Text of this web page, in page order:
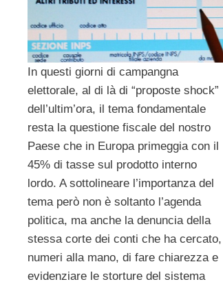
In questi giorni di campangna
elettorale, al di là di “proposte shock”
dell’ultim’ora, il tema fondamentale
resta la questione fiscale del nostro
Paese che in Europa primeggia con il
45% di tasse sul prodotto interno
lordo. A sottolineare l’importanza del
tema però non è soltanto l’agenda
politica, ma anche la denuncia della
stessa corte dei conti che ha cercato,
numeri alla mano, di fare chiarezza e
evidenziare le storture del sistema